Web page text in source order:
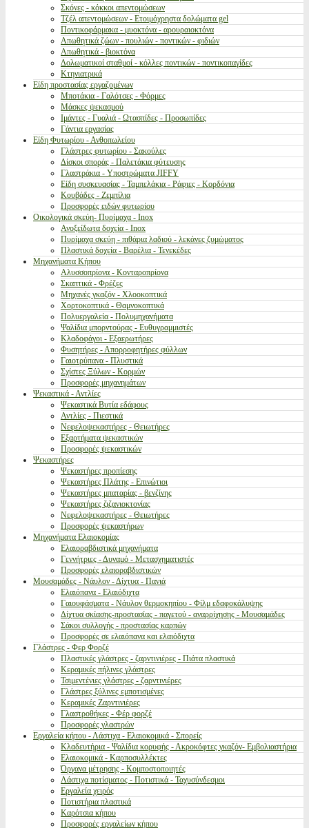
Σκόνες - κόκκοι απεντομώσεων
Τζέλ απεντομώσεων - Ετοιμόχρηστα δολώματα gel
Ποντικοφάρμακα - μυοκτόνα - αρουραιοκτόνα
Απωθητικά ζώων - πουλιών - ποντικών - φιδιών
Απωθητικά - βιοκτόνα
Δολωματικοί σταθμοί - κόλλες ποντικών - ποντικοπαγίδες
Κτηνιατρικά
Είδη προστασίας εργαζομένων
Μποτάκια - Γαλότσες - Φόρμες
Μάσκες ψεκασμού
Ιμάντες - Γυαλιά - Ωτασπίδες - Προσωπίδες
Γάντια εργασίας
Είδη Φυτωρίου - Ανθοπωλείου
Γλάστρες φυτωρίου - Σακούλες
Δίσκοι σποράς - Παλετάκια φύτευσης
Γλαστράκια - Υποστρώματα JIFFY
Είδη συσκευασίας - Ταμπελάκια - Ράφιες - Κορδόνια
Κουβάδες - Ζεμπίλια
Προσφορές ειδών φυτωρίου
Οικολογικά σκεύη- Πυρίμαχα - Inox
Ανοξείδωτα δοχεία - Inox
Πυρίμαχα σκεύη - πιθάρια λαδιού - λεκάνες ζυμώματος
Πλαστικά δοχεία - Βαρέλια - Τενεκέδες
Μηχανήματα Κήπου
Αλυσσοπρίονα - Κονταροπρίονα
Σκαπτικά - Φρέζες
Μηχανές γκαζόν - Χλοοκοπτικά
Χορτοκοπτικά - Θαμνοκοπτικά
Πολυεργαλεία - Πολυμηχανήματα
Ψαλίδια μπορντούρας - Ευθυγραμμιστές
Κλαδοφάγοι - Εξαερωτήρες
Φυσητήρες - Απορροφητήρες φύλλων
Γαιοτρύπανα - Πλυστικά
Σχίστες Ξύλων - Κορμών
Προσφορές μηχανημάτων
Ψεκαστικά - Αντλίες
Ψεκαστικά Βυτία εδάφους
Αντλίες - Πιεστικά
Νεφελοψεκαστήρες - Θειωτήρες
Εξαρτήματα ψεκαστικών
Προσφορές ψεκαστικών
Ψεκαστήρες
Ψεκαστήρες προπίεσης
Ψεκαστήρες Πλάτης - Επινώτιοι
Ψεκαστήρες μπαταρίας - βενζίνης
Ψεκαστήρες ζιζανιοκτονίας
Νεφελοψεκαστήρες - Θειωτήρες
Προσφορές ψεκαστήρων
Μηχανήματα Ελαιοκομίας
Ελαιοραβδιστικά μηχανήματα
Γεννήτριες - Δυναμό - Μετασχηματιστές
Προσφορές ελαιοραβδιστικών
Μουσαμάδες - Νάυλον - Δίχτυα - Πανιά
Ελαιόπανα - Ελαιόδιχτα
Γαιουφάσματα - Νάυλον θερμοκηπίου - Φίλμ εδαφοκάλυψης
Δίχτυα σκίασης-προστασίας - παγετού - αναρρίχησης - Μουσαμάδες
Σάκοι συλλογής - προστασίας καρπών
Προσφορές σε ελαιόπανα και ελαιόδιχτα
Γλάστρες - Φερ Φορζέ
Πλαστικές γλάστρες - ζαρντινιέρες - Πιάτα πλαστικά
Κεραμικές πήλινες γλάστρες
Τσιμεντένιες γλάστρες - ζαρντινιέρες
Γλάστρες ξύλινες εμποτισμένες
Κεραμικές Ζαρντινιέρες
Γλαστροθήκες - Φέρ φορζέ
Προσφορές γλαστρών
Εργαλεία κήπου - Λάστιχα - Ελαιοκομικά - Σπορείς
Κλαδευτήρια - Ψαλίδια κορυφής - Ακροκόφτες γκαζόν- Εμβολιαστήρια
Ελαιοκομικά - Καρποσυλλέκτες
Όργανα μέτρησης - Κομποστοποιητές
Λάστιχα ποτίσματος - Ποτιστικά - Ταχυσύνδεσμοι
Εργαλεία χειρός
Ποτιστήρια πλαστικά
Καρότσια κήπου
Προσφορές εργαλείων κήπου